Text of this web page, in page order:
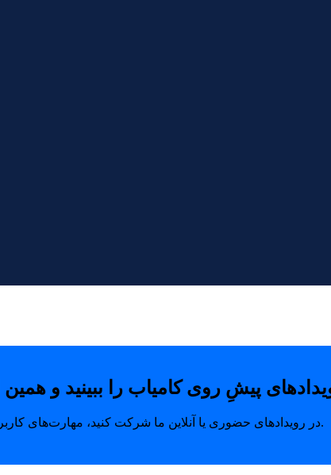
در رویدادهای حضوری یا آنلاین ما شرکت کنید، مهارت‌های کاربردی بیاموزید و ارتباطاتی بسازید که مسیر رشد شما را متحول می‌کند.